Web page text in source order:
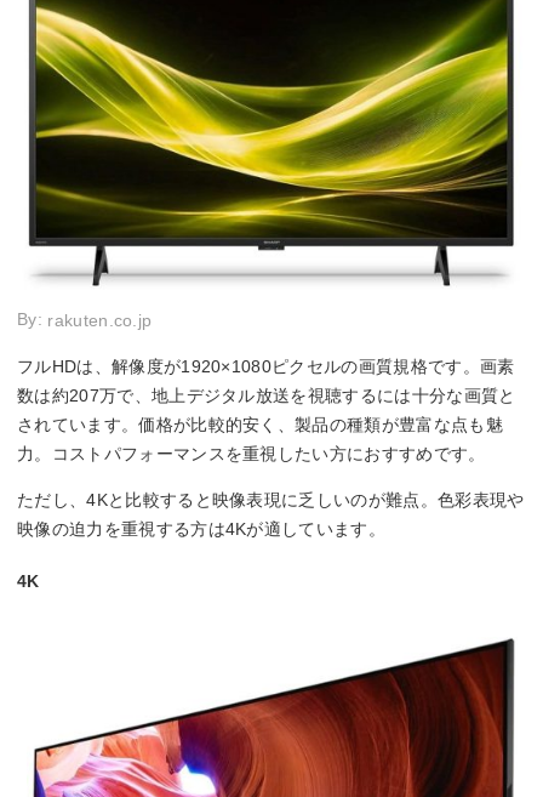
By: rakuten.co.jp
フルHDは、解像度が1920×1080ピクセルの画質規格です。画素
数は約207万で、地上デジタル放送を視聴するには十分な画質と
されています。価格が比較的安く、製品の種類が豊富な点も魅
力。コストパフォーマンスを重視したい方におすすめです。
ただし、4Kと比較すると映像表現に乏しいのが難点。色彩表現や
映像の迫力を重視する方は4Kが適しています。
4K